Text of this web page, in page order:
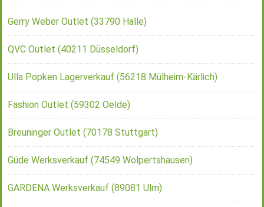
Gerry Weber Outlet (33790 Halle)
QVC Outlet (40211 Düsseldorf)
Ulla Popken Lagerverkauf (56218 Mülheim-Kärlich)
Fashion Outlet (59302 Oelde)
Breuninger Outlet (70178 Stuttgart)
Güde Werksverkauf (74549 Wolpertshausen)
GARDENA Werksverkauf (89081 Ulm)